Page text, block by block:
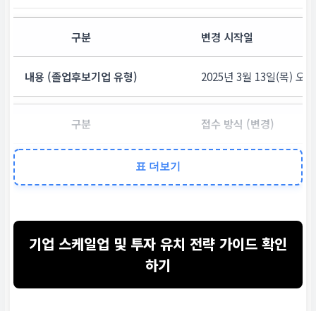
변경 시작일
2025년 3월 13일(목) 오
접수 방식 (변경)
매월 지정된 기간 한정 접
표 더보기
기업 스케일업 및 투자 유치 전략 가이드 확인
하기